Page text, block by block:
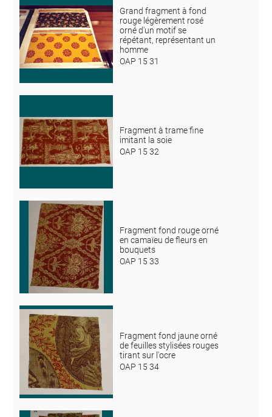
Grand fragment à fond
rouge légèrement rosé
orné d'un motif se
répétant, représentant un
homme
OAP 15 31
Fragment à trame fine
imitant la soie
OAP 15 32
Fragment fond rouge orné
en camaïeu de fleurs en
bouquets
OAP 15 33
Fragment fond jaune orné
de feuilles stylisées rouges
tirant sur l'ocre
OAP 15 34